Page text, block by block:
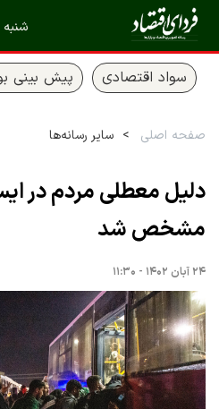
شنبه ۱۷ مرداد ۱۴۰۵
سواد اقتصادی پیش بینی
صفحه اصلی سایر رسانه‌ها
دلیل معطلی مردم در
مشخص شد
۲۴ آبان ۱۴۰۲ - ۱۱:۳۰